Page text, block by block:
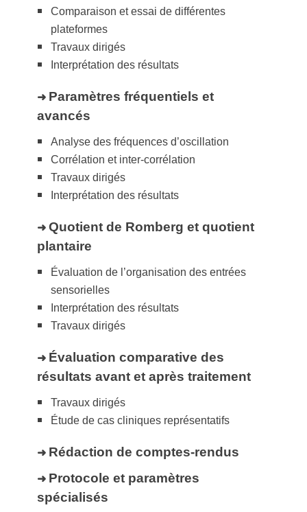
Comparaison et essai de différentes
plateformes
Travaux dirigés
Interprétation des résultats
➜ Paramètres fréquentiels et
avancés
Analyse des fréquences d’oscillation
Corrélation et inter-corrélation
Travaux dirigés
Interprétation des résultats
➜ Quotient de Romberg et quotient
plantaire
Évaluation de l’organisation des entrées
sensorielles
Interprétation des résultats
Travaux dirigés
➜ Évaluation comparative des
résultats avant et après traitement
Travaux dirigés
Étude de cas cliniques représentatifs
➜ Rédaction de comptes-rendus
➜ Protocole et paramètres
spécialisés